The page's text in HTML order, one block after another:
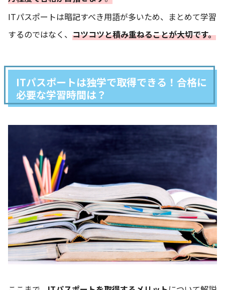
ITパスポートは暗記すべき用語が多いため、まとめて学習
するのではなく、 コツコツと積み重ねることが大切です。
ITパスポートは独学で取得できる！合格に
必要な学習時間は？